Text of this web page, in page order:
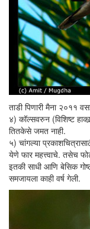
ताडी पिणारी मैना २०११
४) कॉल्सवरुन (विशिष्ट
तितकेसे जमत नाही.
५) चांगल्या
येणे फार महत्त्वाचे. तसेच
इतकी साधी आणि बेसिक
समजायला काही वर्ष गेली.